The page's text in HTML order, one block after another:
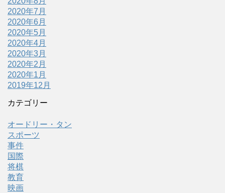
2020年7月
2020年6月
2020年5月
2020年4月
2020年3月
2020年2月
2020年1月
2019年12月
カテゴリー
オードリー・タン
スポーツ
事件
国際
将棋
教育
映画